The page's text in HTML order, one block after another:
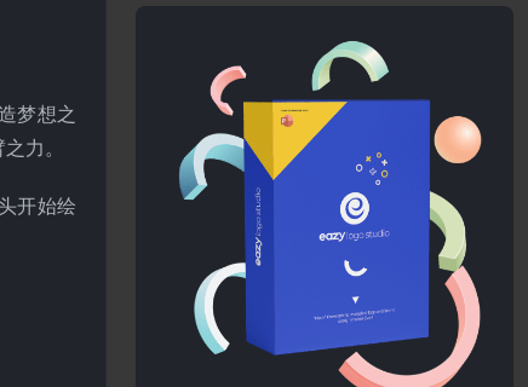
梦想之
力。
开始绘